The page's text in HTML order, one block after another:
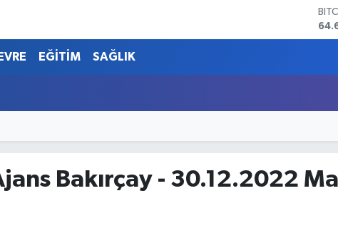
EĞİTİM SAĞLIK
Bakırçay - 30.12.2022